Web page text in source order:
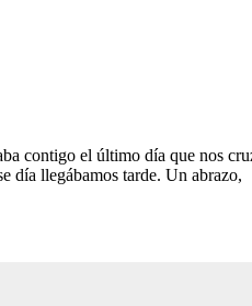
contigo el último día que nos
día llegábamos tarde. Un abrazo,